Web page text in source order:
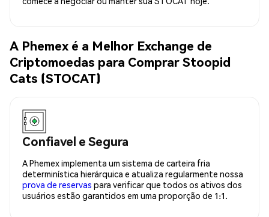
A Phemex é a Melhor Exchange de
Criptomoedas para Comprar Stoopid
Cats (STOCAT)
Confiavel e Segura
A Phemex implementa um sistema de carteira fria
determinística hierárquica e atualiza regularmente nossa
prova de reservas para verificar que todos os ativos dos
usuários estão garantidos em uma proporção de 1:1.